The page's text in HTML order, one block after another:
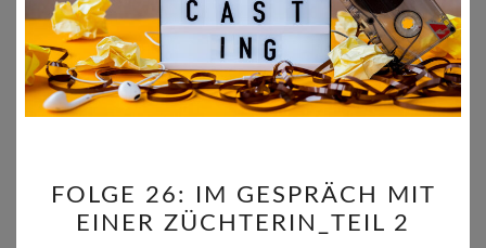
26:
IM
FOLGE 26: IM GESPRÄCH MIT
EINER ZÜCHTERIN_TEIL 2